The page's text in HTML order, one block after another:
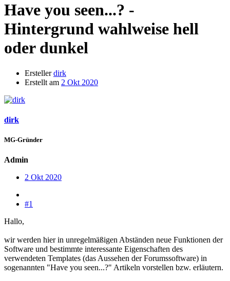
Have you seen...? -
Hintergrund wahlweise hell
oder dunkel
Ersteller dirk
Erstellt am 2 Okt 2020
dirk
MG-Gründer
Admin
2 Okt 2020
#1
Hallo,
wir werden hier in unregelmäßigen Abständen neue Funktionen der
Software und bestimmte interessante Eigenschaften des
verwendeten Templates (das Aussehen der Forumssoftware) in
sogenannten "Have you seen...?" Artikeln vorstellen bzw. erläutern.